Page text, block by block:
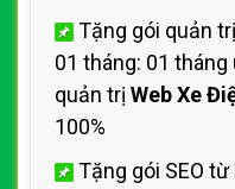
Tặng gói quản trị
01 tháng: 01
quản trị Web Xe
100%
Tặng gói SEO